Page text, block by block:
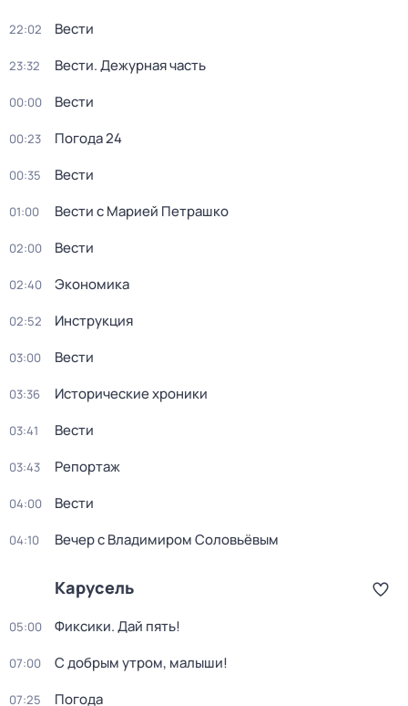
22:02 Вести
23:32 Вести. Дежурная часть
00:00 Вести
00:23 Погода 24
00:35 Вести
01:00 Вести с Марией Петрашко
02:00 Вести
02:40 Экономика
02:52 Инструкция
03:00 Вести
03:36 Исторические хроники
03:41 Вести
03:43 Репортаж
04:00 Вести
04:10 Вечер с Владимиром Соловьёвым
Карусель
05:00 Фиксики. Дай пять!
07:00 С добрым утром, малыши!
07:25 Погода